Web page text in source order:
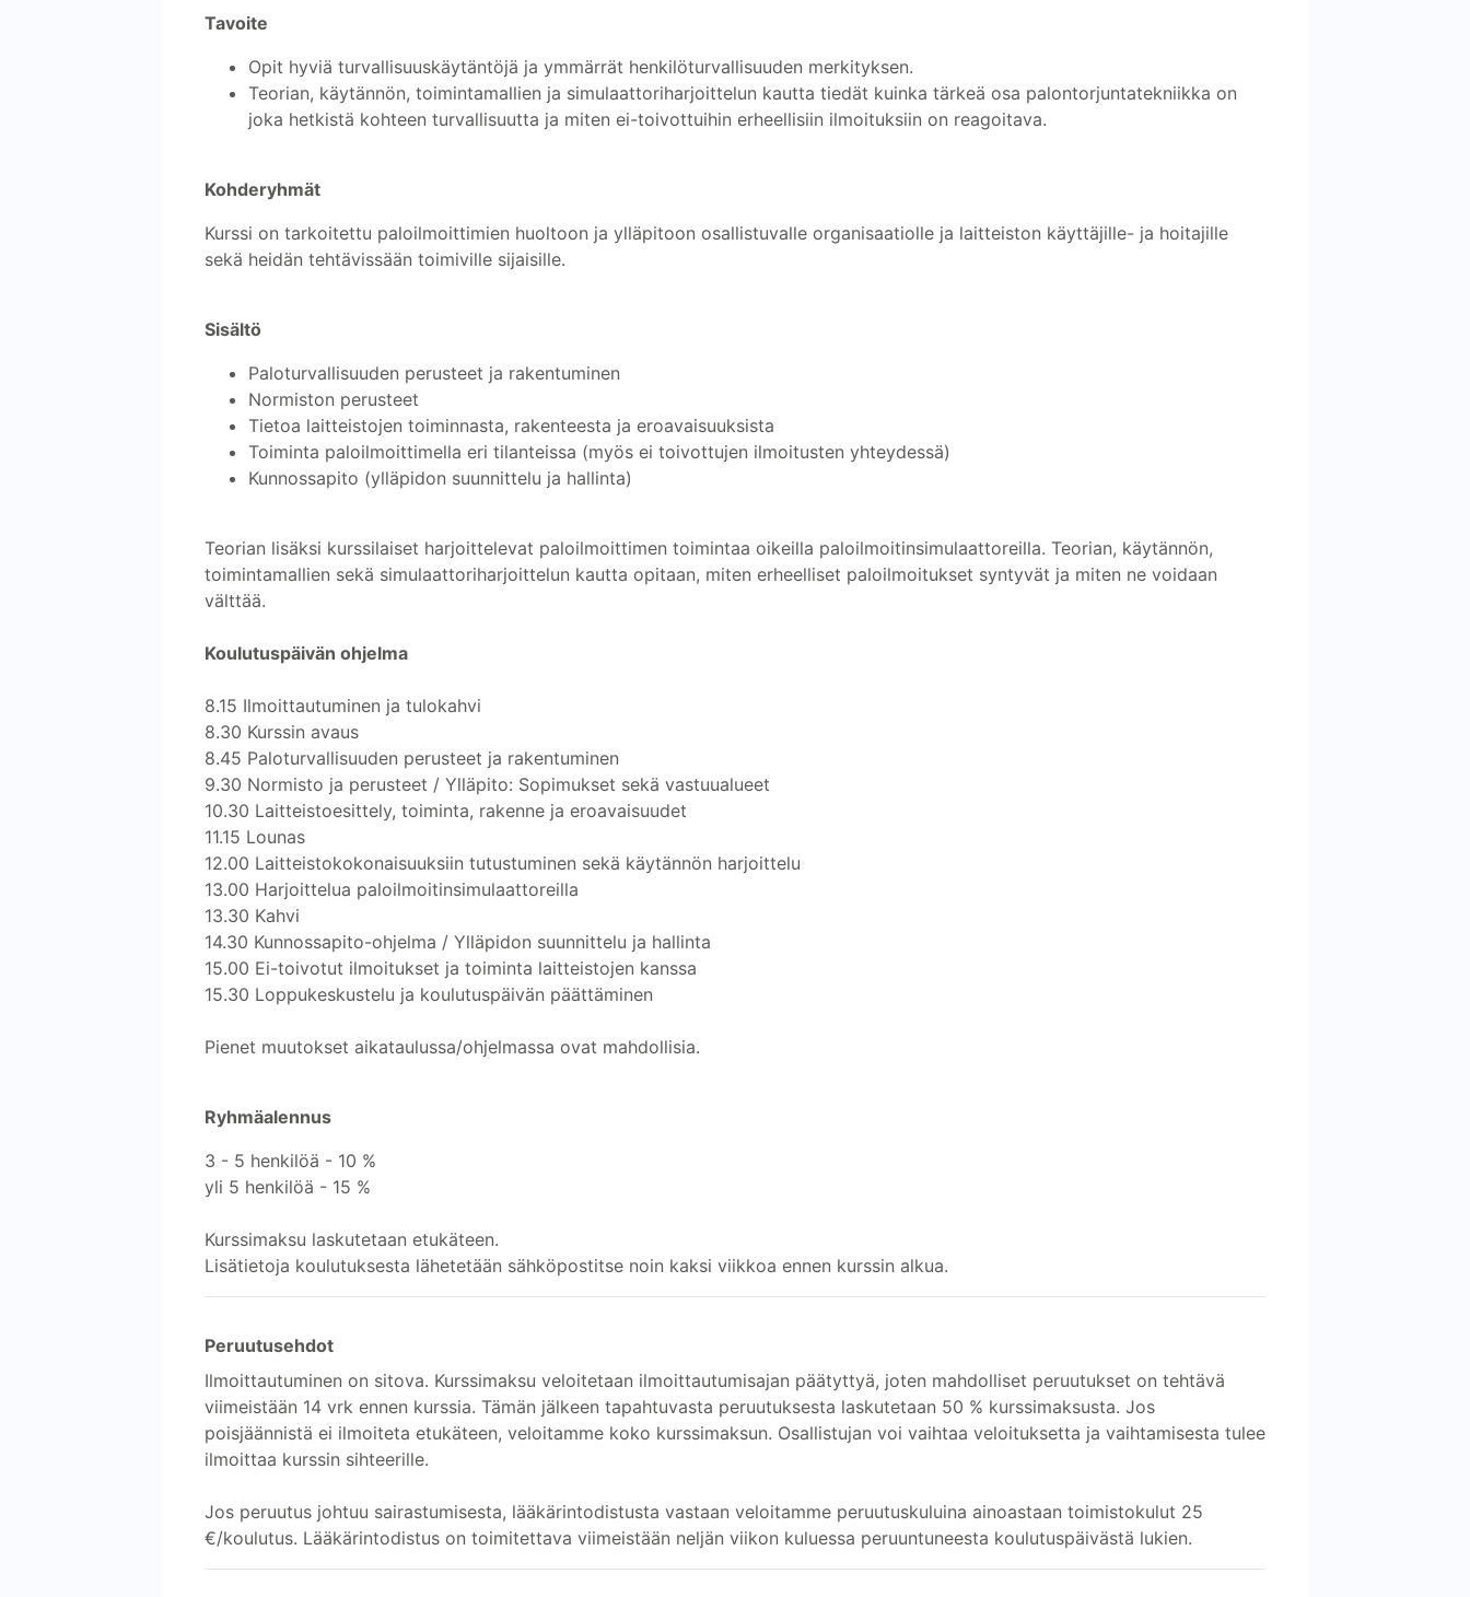
Tavoite
Opit hyviä turvallisuuskäytäntöjä ja ymmärrät henkilöturvallisuuden merkityksen.
Teorian, käytännön, toimintamallien ja simulaattoriharjoittelun kautta tiedät kuinka tärkeä osa palontorjuntatekniikka on
joka hetkistä kohteen turvallisuutta ja miten ei-toivottuihin erheellisiin ilmoituksiin on reagoitava.
Kohderyhmät
Kurssi on tarkoitettu paloilmoittimien huoltoon ja ylläpitoon osallistuvalle organisaatiolle ja laitteiston käyttäjille- ja hoitajille
sekä heidän tehtävissään toimiville sijaisille.
Sisältö
Paloturvallisuuden perusteet ja rakentuminen
Normiston perusteet
Tietoa laitteistojen toiminnasta, rakenteesta ja eroavaisuuksista
Toiminta paloilmoittimella eri tilanteissa (myös ei toivottujen ilmoitusten yhteydessä)
Kunnossapito (ylläpidon suunnittelu ja hallinta)
Teorian lisäksi kurssilaiset harjoittelevat paloilmoittimen toimintaa oikeilla paloilmoitinsimulaattoreilla. Teorian, käytännön,
toimintamallien sekä simulaattoriharjoittelun kautta opitaan, miten erheelliset paloilmoitukset syntyvät ja miten ne voidaan
välttää.
Koulutuspäivän ohjelma
8.15 Ilmoittautuminen ja tulokahvi
8.30 Kurssin avaus
8.45 Paloturvallisuuden perusteet ja rakentuminen
9.30 Normisto ja perusteet / Ylläpito: Sopimukset sekä vastuualueet
10.30 Laitteistoesittely, toiminta, rakenne ja eroavaisuudet
11.15 Lounas
12.00 Laitteistokokonaisuuksiin tutustuminen sekä käytännön harjoittelu
13.00 Harjoittelua paloilmoitinsimulaattoreilla
13.30 Kahvi
14.30 Kunnossapito-ohjelma / Ylläpidon suunnittelu ja hallinta
15.00 Ei-toivotut ilmoitukset ja toiminta laitteistojen kanssa
15.30 Loppukeskustelu ja koulutuspäivän päättäminen
Pienet muutokset aikataulussa/ohjelmassa ovat mahdollisia.
Ryhmäalennus
3 - 5 henkilöä - 10 %
yli 5 henkilöä - 15 %
Kurssimaksu laskutetaan etukäteen.
Lisätietoja koulutuksesta lähetetään sähköpostitse noin kaksi viikkoa ennen kurssin alkua.
Peruutusehdot
Ilmoittautuminen on sitova. Kurssimaksu veloitetaan ilmoittautumisajan päätyttyä, joten mahdolliset peruutukset on tehtävä
viimeistään 14 vrk ennen kurssia. Tämän jälkeen tapahtuvasta peruutuksesta laskutetaan 50 % kurssimaksusta. Jos
poisjäännistä ei ilmoiteta etukäteen, veloitamme koko kurssimaksun. Osallistujan voi vaihtaa veloituksetta ja vaihtamisesta tulee
ilmoittaa kurssin sihteerille.
Jos peruutus johtuu sairastumisesta, lääkärintodistusta vastaan veloitamme peruutuskuluina ainoastaan toimistokulut 25
€/koulutus. Lääkärintodistus on toimitettava viimeistään neljän viikon kuluessa peruuntuneesta koulutuspäivästä lukien.